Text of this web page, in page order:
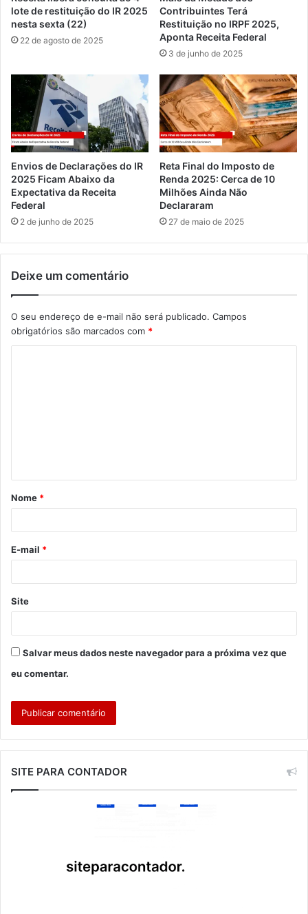
lote de restituição do IR 2025
nesta sexta (22)
22 de agosto de 2025
Contribuintes Terá
Restituição no IRPF 2025,
Aponta Receita Federal
3 de junho de 2025
Envios de Declarações do IR
2025 Ficam Abaixo da
Expectativa da Receita
Federal
2 de junho de 2025
Reta Final do Imposto de
Renda 2025: Cerca de 10
Milhões Ainda Não
Declararam
27 de maio de 2025
Deixe um comentário
O seu endereço de e-mail não será publicado. Campos
obrigatórios são marcados com *
á
r
*
Nome *
E-mail *
Site
Salvar meus dados neste navegador para a próxima vez que
eu comentar.
SITE PARA CONTADOR